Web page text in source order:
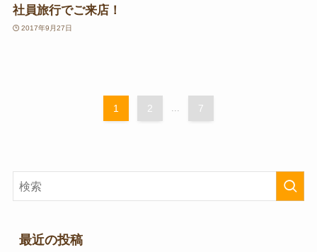
社員旅行でご来店！
2017年9月27日
1 2 ... 7
最近の投稿